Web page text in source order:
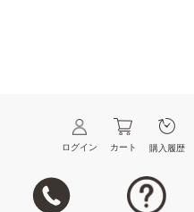
ログイン カート 購入履歴